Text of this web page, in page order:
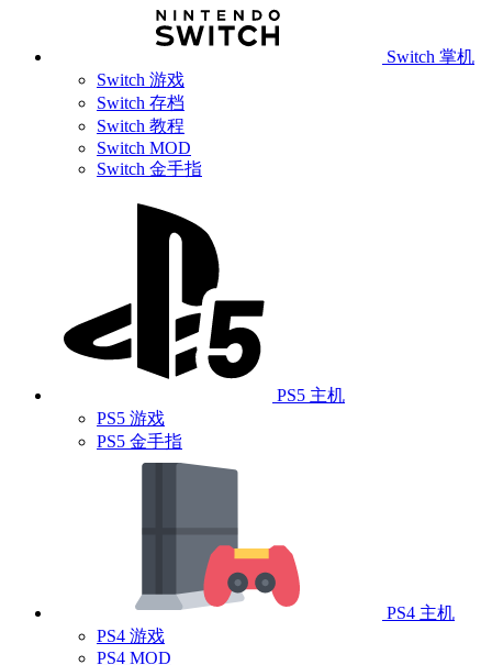
Switch 掌机
Switch 游戏
Switch 存档
Switch 教程
Switch MOD
Switch 金手指
PS5 主机
PS5 游戏
PS5 金手指
PS4 主机
PS4 游戏
PS4 MOD